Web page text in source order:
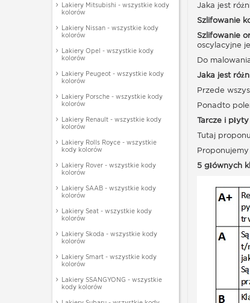
Lakiery Mitsubishi - wszystkie kody
kolorów
Lakiery Nissan - wszystkie kody
kolorów
Lakiery Opel - wszystkie kody
kolorów
Lakiery Peugeot - wszystkie kody
kolorów
Lakiery Porsche - wszystkie kody
kolorów
Lakiery Renault - wszystkie kody
kolorów
Lakiery Rolls Royce - wszystkie
kody kolorów
Lakiery Rover - wszystkie kody
kolorów
Lakiery SAAB - wszystkie kody
kolorów
Lakiery Seat - wszystkie kody
kolorów
Lakiery Skoda - wszystkie kody
kolorów
Lakiery Smart - wszystkie kody
kolorów
Lakiery SSANGYONG - wszystkie
kody kolorów
Jaka jest
Szlifowanie
Szlifowanie
oscylacyjne
Do
Jaka jest
Przede
Ponadto
Tarcze i
Tutaj
Proponujemy
5 głównych